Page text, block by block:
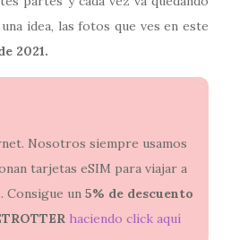
idea, las fotos que ves en este
2021.
Nosotros siempre usamos
tarjetas eSIM para viajar a
Consigue un 5% de descuento
haciendo click aquí